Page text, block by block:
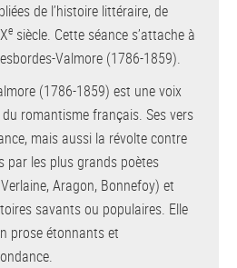
de l’histoire littéraire, de
e siècle. Cette séance s’attache à
Valmore (1786-1859).
(1786-1859) est une voix
romantisme français. Ses vers
mais aussi la révolte contre
par les plus grands poètes
Aragon, Bonnefoy) et
savants ou populaires. Elle
prose étonnants et